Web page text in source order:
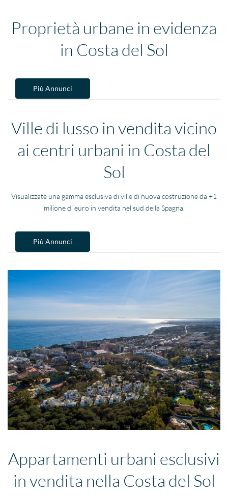
Proprietà urbane in evidenza
in Costa del Sol
Più Annunci
Ville di lusso in vendita vicino
ai centri urbani in Costa del
Sol
Visualizzate una gamma esclusiva di ville di nuova costruzione da +1
milione di euro in vendita nel sud della Spagna.
Più Annunci
Appartamenti urbani esclusivi
in vendita nella Costa del Sol